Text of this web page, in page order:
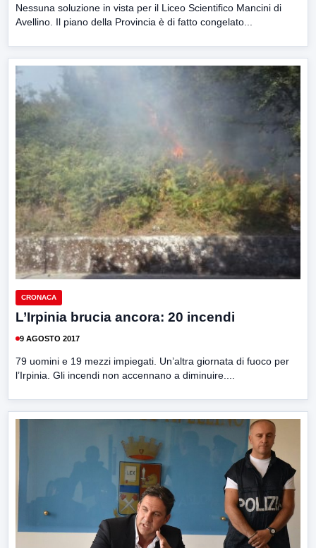
Nessuna soluzione in vista per il Liceo Scientifico Mancini di
Avellino. Il piano della Provincia è di fatto congelato...
CRONACA
L’Irpinia brucia ancora: 20 incendi
9 AGOSTO 2017
79 uomini e 19 mezzi impiegati. Un’altra giornata di fuoco per
l’Irpinia. Gli incendi non accennano a diminuire....